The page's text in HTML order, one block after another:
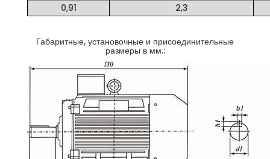
0,91
2,3
Габаритные, установочные и присоединительные
размеры в мм.: